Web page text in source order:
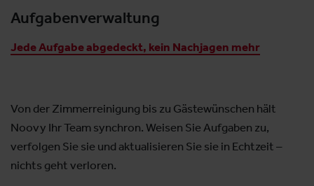
Aufgabenverwaltung
Jede Aufgabe abgedeckt, kein Nachjagen mehr
Von der Zimmerreinigung bis zu Gästewünschen hält
Noovy Ihr Team synchron. Weisen Sie Aufgaben zu,
verfolgen Sie sie und aktualisieren Sie sie in Echtzeit –
nichts geht verloren.